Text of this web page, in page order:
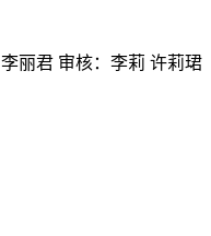
丽君 审核：李莉 许莉珺